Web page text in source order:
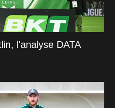
l'analyse DATA